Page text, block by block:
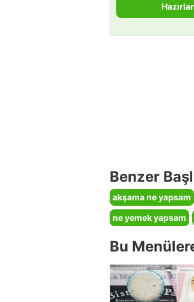
Benzer
akşama ne yapsam
ne yemek yapsam
Bu